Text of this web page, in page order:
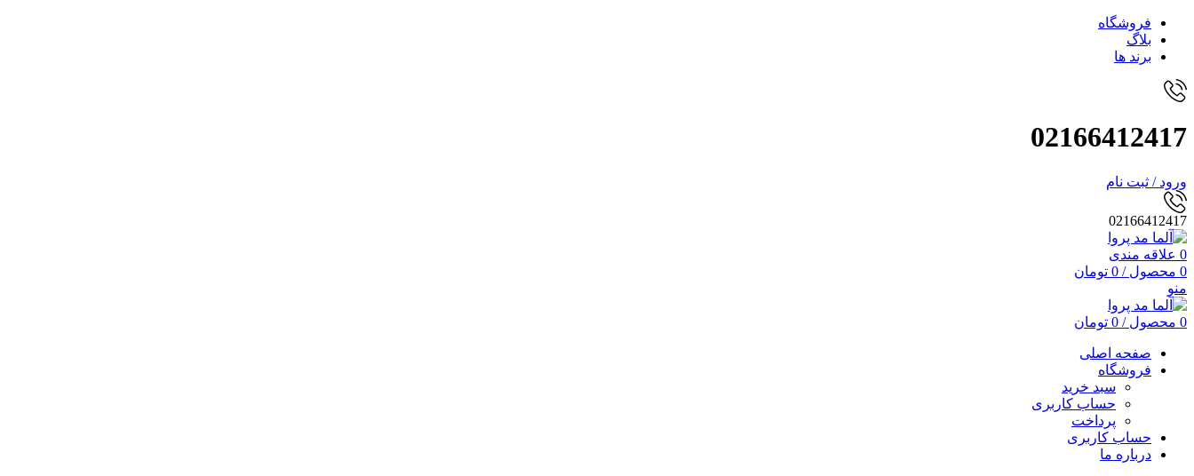
فروشگاه
بلاگ
برند ها
02166412417
ورود / ثبت نام
02166412417
0 علاقه مندی
0 محصول /
0 تومان
منو
0 محصول /
0 تومان
صفحه اصلی
فروشگاه
سبد خرید
حساب کاربری
پرداخت
حساب کاربری
درباره ما